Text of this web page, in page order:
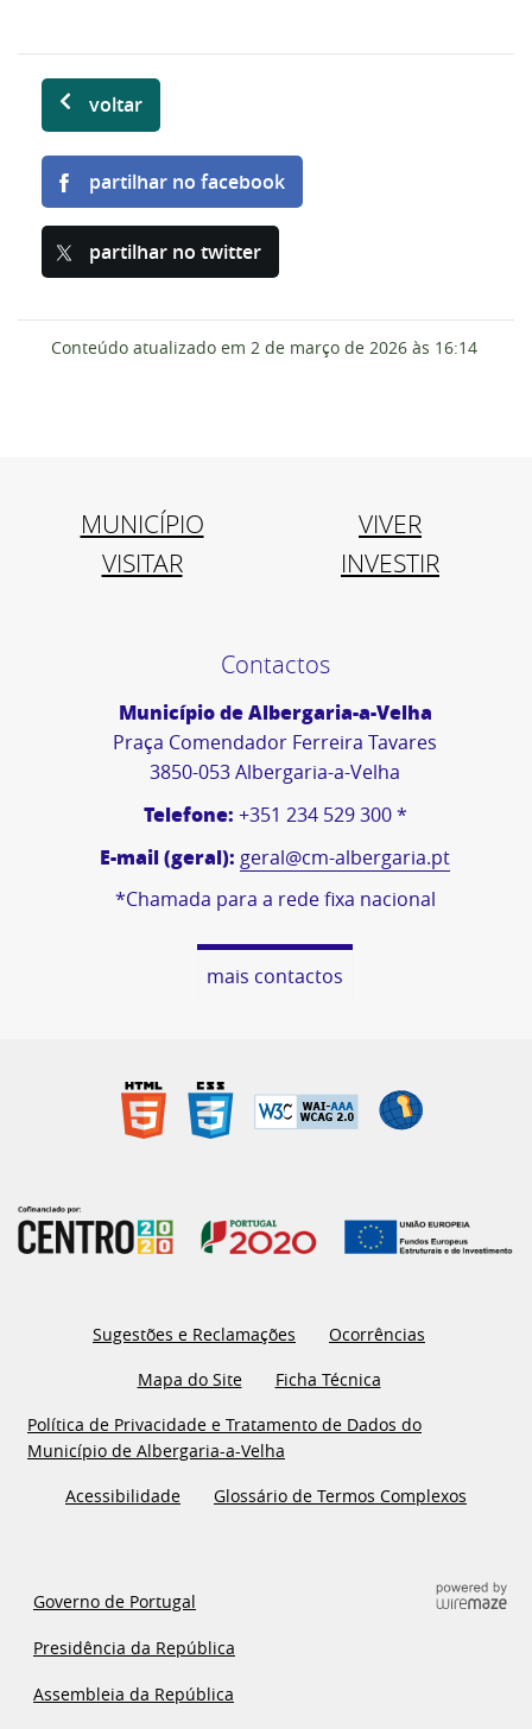
voltar
partilhar no facebook
partilhar no twitter
Conteúdo atualizado em 2 de março de 2026 às 16:14
MUNICÍPIO
VIVER
VISITAR
INVESTIR
Contactos
Município de Albergaria-a-Velha
Praça Comendador Ferreira Tavares
3850-053 Albergaria-a-Velha
Telefone: +351 234 529 300 *
E-mail (geral): geral@cm-albergaria.pt
*Chamada para a rede fixa nacional
mais contactos
Sugestões e Reclamações
Ocorrências
Mapa do Site
Ficha Técnica
Política de Privacidade e Tratamento de Dados do
Município de Albergaria-a-Velha
Acessibilidade
Glossário de Termos Complexos
Governo de Portugal
Presidência da República
Assembleia da República